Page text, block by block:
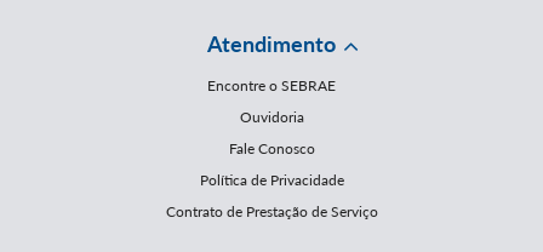
Atendimento
Encontre o SEBRAE
Ouvidoria
Fale Conosco
Política de Privacidade
Contrato de Prestação de Serviço